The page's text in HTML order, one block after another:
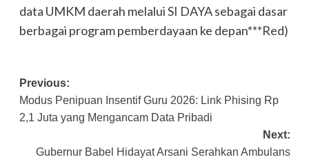
data UMKM daerah melalui SI DAYA sebagai dasar
berbagai program pemberdayaan ke depan***Red)
Post
navigation
Previous:
Modus Penipuan Insentif Guru 2026: Link Phising Rp
2,1 Juta yang Mengancam Data Pribadi
Next:
Gubernur Babel Hidayat Arsani Serahkan Ambulans